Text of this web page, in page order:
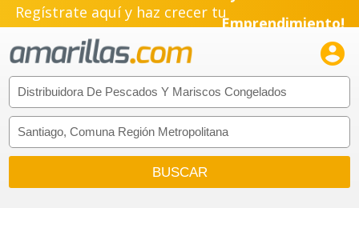
Regístrate aquí y haz crecer tuEmprendimiento!
